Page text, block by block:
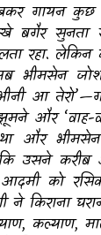
गायन कुछ
बगैर सुनता
रहा.
भीमसेन
आ तेरो’—
झूमने और ‘वाह-
था और
उसने
को
ने किराना
, कल्याण,